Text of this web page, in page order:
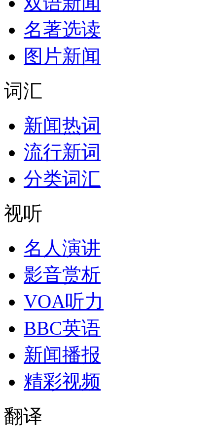
名著选读
图片新闻
词汇
新闻热词
流行新词
分类词汇
视听
名人演讲
影音赏析
VOA听力
BBC英语
新闻播报
精彩视频
翻译